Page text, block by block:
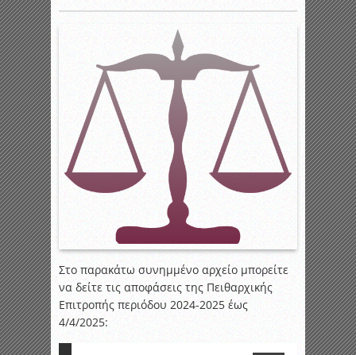
Στο παρακάτω συνημμένο αρχείο μπορείτε
να δείτε τις αποφάσεις της Πειθαρχικής
Επιτροπής περιόδου 2024-2025 έως
4/4/2025: